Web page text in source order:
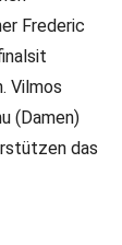
Frederic
Vilmos
(Damen)
das